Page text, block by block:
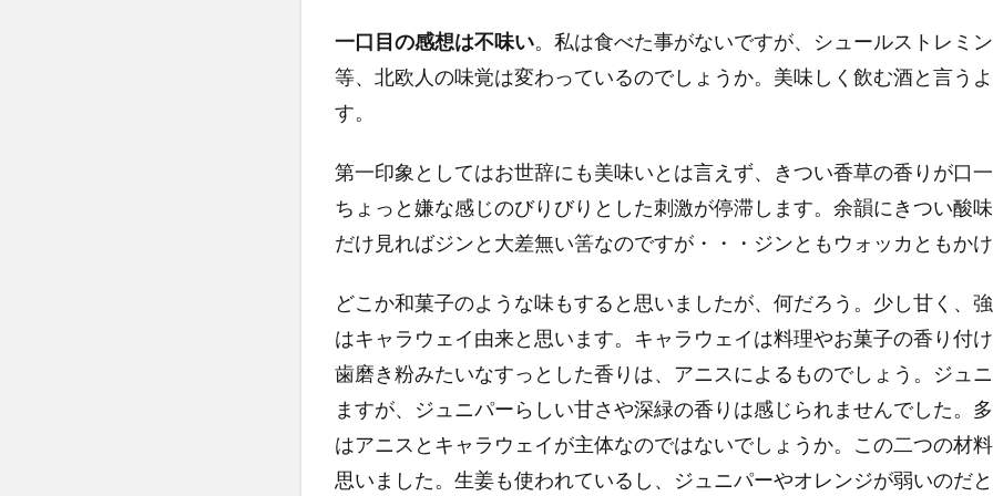
一口目の感想は不味い。私は食べた事がないですが、シュールストレミ
等、北欧人の味覚は変わっているのでしょうか。美味しく飲む酒と言う
す。
第一印象としてはお世辞にも美味いとは言えず、きつい香草の香りが口
ちょっと嫌な感じのびりびりとした刺激が停滞します。余韻にきつい酸
だけ見ればジンと大差無い筈なのですが・・・ジンともウォッカともか
どこか和菓子のような味もすると思いましたが、何だろう。少し甘く、
はキャラウェイ由来と思います。キャラウェイは料理やお菓子の香り付
歯磨き粉みたいなすっとした香りは、アニスによるものでしょう。ジュ
ますが、ジュニパーらしい甘さや深緑の香りは感じられませんでした。
はアニスとキャラウェイが主体なのではないでしょうか。この二つの材
思いました。生姜も使われているし、ジュニパーやオレンジが弱いのだ